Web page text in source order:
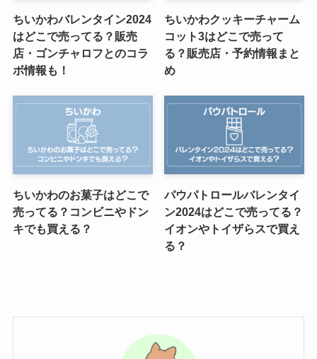
ちいかわバレンタイン2024
はどこで売ってる？販売
店・ゴンチャロフとのコラ
ボ情報も！
ちいかわクッキーチャーム
コット3はどこで売って
る？販売店・予約情報まと
め
ちいかわのお菓子はどこで
売ってる？コンビニやドン
キでも買える？
パウパトロールバレンタイ
ン2024はどこで売ってる？
イオンやトイザらスで買え
る？